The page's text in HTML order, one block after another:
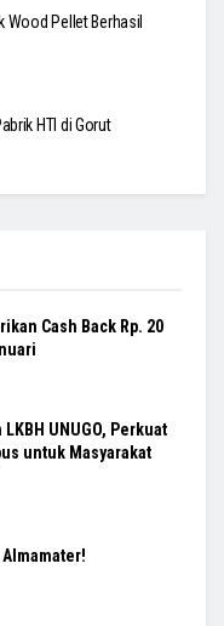
Wood Pellet Berhasil
HTI di Gorut
Cash Back Rp. 20
UNUGO, Perkuat
untuk Masyarakat